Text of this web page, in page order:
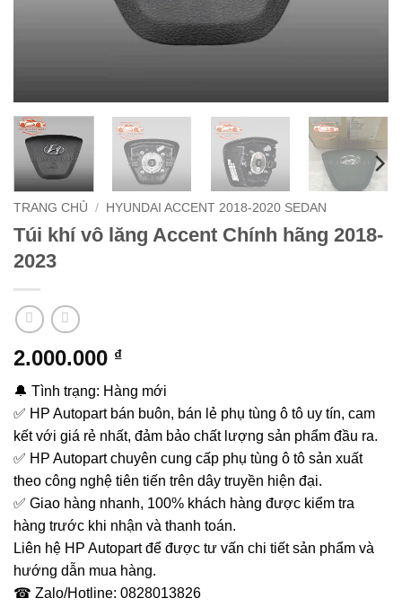
TRANG CHỦ / HYUNDAI ACCENT 2018-2020 SEDAN
Túi khí vô lăng Accent Chính hãng 2018-
2023
2.000.000 ₫
🔔 Tình trạng: Hàng mới
✅ HP Autopart bán buôn, bán lẻ phụ tùng ô tô uy tín, cam
kết với giá rẻ nhất, đảm bảo chất lượng sản phẩm đầu ra.
✅ HP Autopart chuyên cung cấp phụ tùng ô tô sản xuất
theo công nghệ tiên tiến trên dây truyền hiện đại.
✅ Giao hàng nhanh, 100% khách hàng được kiểm tra
hàng trước khi nhận và thanh toán.
Liên hệ HP Autopart để được tư vấn chi tiết sản phẩm và
hướng dẫn mua hàng.
☎ Zalo/Hotline: 0828013826